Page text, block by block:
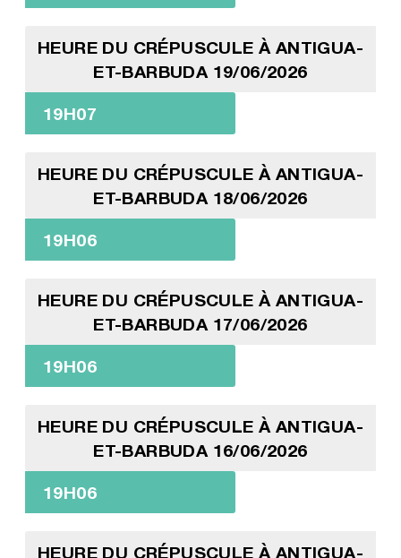
HEURE DU CRÉPUSCULE À ANTIGUA-
ET-BARBUDA 19/06/2026
19H07
HEURE DU CRÉPUSCULE À ANTIGUA-
ET-BARBUDA 18/06/2026
19H06
HEURE DU CRÉPUSCULE À ANTIGUA-
ET-BARBUDA 17/06/2026
19H06
HEURE DU CRÉPUSCULE À ANTIGUA-
ET-BARBUDA 16/06/2026
19H06
HEURE DU CRÉPUSCULE À ANTIGUA-